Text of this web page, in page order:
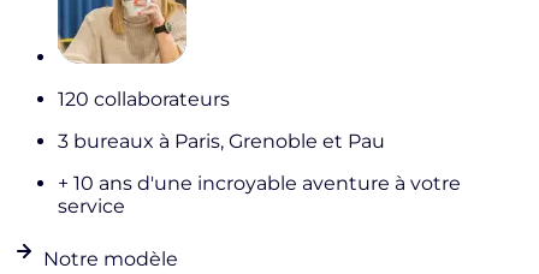
120 collaborateurs
3 bureaux à Paris, Grenoble et Pau
+ 10 ans d'une incroyable aventure à votre
service
Notre modèle